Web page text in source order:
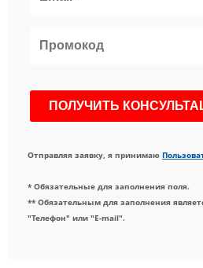
Отправляя заявку, я принимаю
* Обязательные для заполнения поля.
** Обязательным для заполнения
"Телефон" или "E-mail".